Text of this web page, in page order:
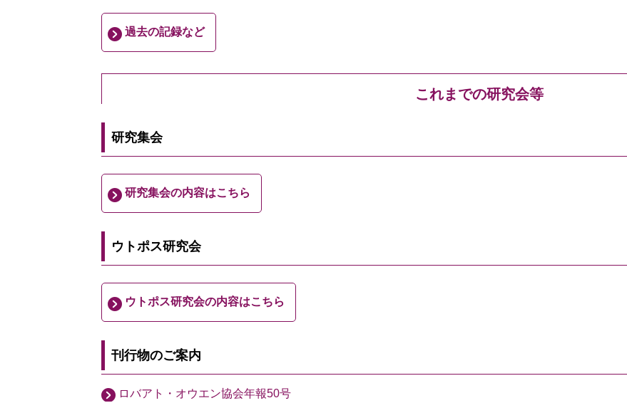
過去の記録など
これまでの研究会等
研究集会
研究集会の内容はこちら
ウトポス研究会
ウトポス研究会の内容はこちら
刊行物のご案内
ロバアト・オウエン協会年報50号